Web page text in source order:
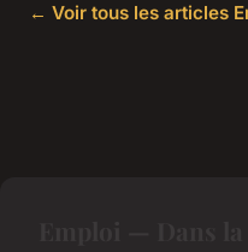
← Voir tous les articles